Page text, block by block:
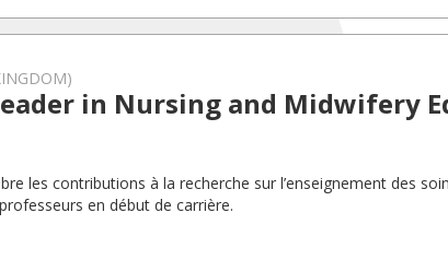
in Nursing and Midwifery
les contributions à la recherche sur l’enseignement des
en début de carrière.